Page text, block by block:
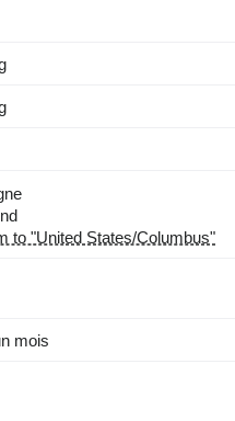
to "United States/Columbus"
mois